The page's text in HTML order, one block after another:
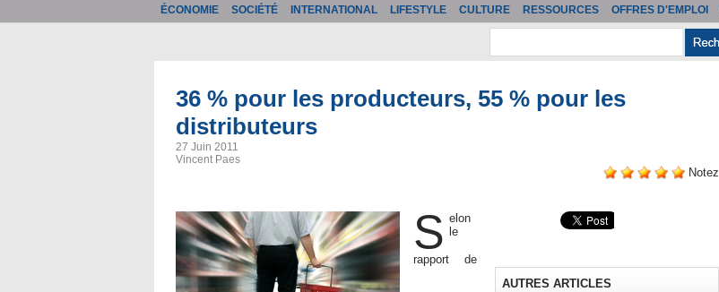
ÉCONOMIE SOCIÉTÉ INTERNATIONAL LIFESTYLE CULTURE RESSOURCES OFFRES D'EMPLOI
36 % pour les producteurs, 55 % pour les
distributeurs
27 Juin 2011
Vincent Paes
Notez
AUTRES ARTICLES
S elon
le
rapport de